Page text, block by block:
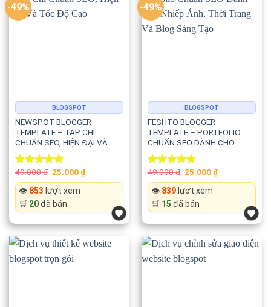
-49%
BLOGSPOT
NEWSPOT BLOGGER
TEMPLATE – TẠP CHÍ
CHUẨN SEO, HIỆN ĐẠI VÀ
TỐC ĐỘ CAO
Rated5.00
out of 5
49.000₫ Original
was:
49.000 ₫.
25.000 ₫Current
price
👁️ 853 lượt xem
🛒 20đã bán
-49%
BLOGSPOT
FESHTO BLOGGER
TEMPLATE – PORTFOLIO
CHUẨN SEO DÀNH CHO
NHIẾP ẢNH, THỜI TRANG VÀ
BLOG SÁNG TẠO
Rated5.00
out of 5
49.000₫ Original
was:
49.000 ₫.
25.000 ₫Current
price
👁️ 839lượt xem
🛒 15 đã bán